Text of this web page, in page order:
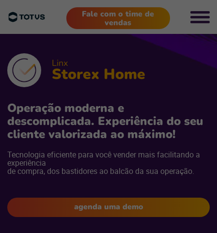
Fale com o time de
vendas
Linx
Storex Home
Operação moderna e
descomplicada. Experiência do seu
cliente valorizada ao máximo!
Tecnologia eficiente para você vender mais facilitando a
experiência
de compra, dos bastidores ao balcão da sua operação.
agenda uma demo